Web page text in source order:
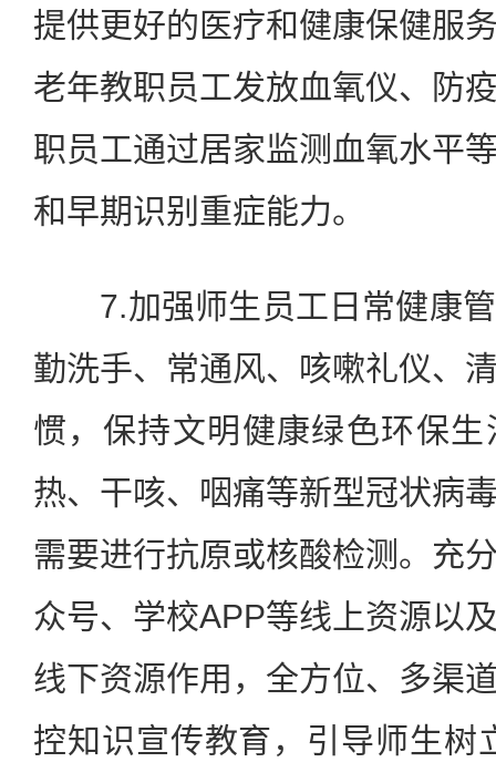
提供更好的医疗和健康保健服
老年教职员工发放血氧仪、防
职员工通过居家监测血氧水平
和早期识别重症能力。
7.加强师生员工日常健康管
勤洗手、常通风、咳嗽礼仪、
惯，保持文明健康绿色环保
热、干咳、咽痛等新型冠状病
需要进行抗原或核酸检测。充
众号、学校APP等线上资源以
线下资源作用，全方位、多渠
控知识宣传教育，引导师生树